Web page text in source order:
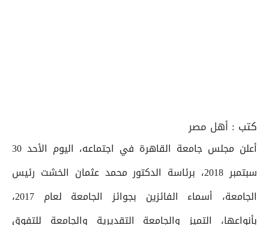
كتب : أهل مصر
أعلن مجلس جامعة القاهرة في اجتماعه، اليوم الأحد 30
سبتمبر 2018، برئاسة الدكتور محمد عثمان الخشت رئيس
الجامعة، أسماء الفائزين بجوائز الجامعة لعام 2017،
بأنواعها، التميز والجامعة التقديرية والجامعة للتفوق